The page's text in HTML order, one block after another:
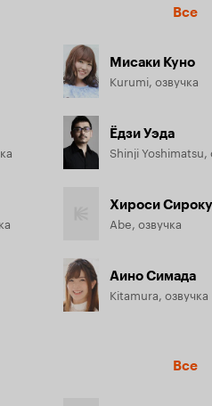
Все
Мисаки Куно
Kurumi, озвучка
Ёдзи Уэда
Shinji Yoshimatsu,
Хироси
Abe, озвучка
Аино Симада
Kitamura, озвучка
Все